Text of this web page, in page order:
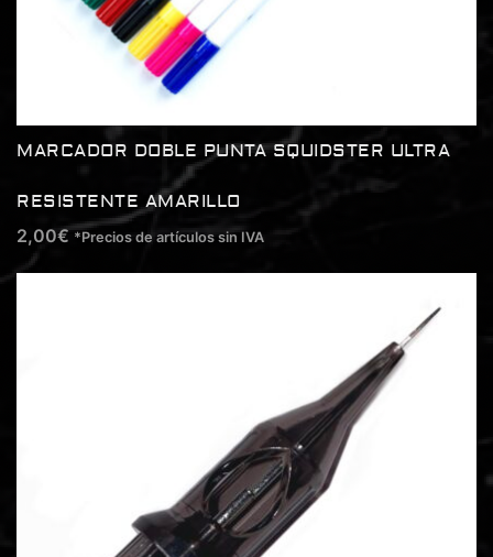
MARCADOR DOBLE PUNTA SQUIDSTER ULTRA
RESISTENTE AMARILLO
2,00€ *Precios de artículos sin IVA